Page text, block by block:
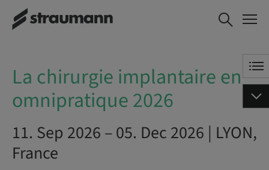
La chirurgie implantaire en
omnipratique 2026
WAITING LIST
La chirurgie implantaire en
omnipratique 2026
11. Sep 2026 – 05. Dec 2026 | LYON,
France